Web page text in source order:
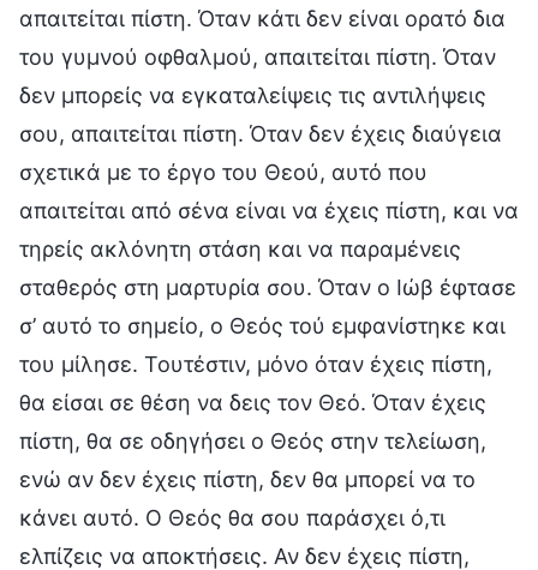
απαιτείται πίστη. Όταν κάτι δεν είναι ορατό δια
του γυμνού οφθαλμού, απαιτείται πίστη. Όταν
δεν μπορείς να εγκαταλείψεις τις αντιλήψεις
σου, απαιτείται πίστη. Όταν δεν έχεις διαύγεια
σχετικά με το έργο του Θεού, αυτό που
απαιτείται από σένα είναι να έχεις πίστη, και να
τηρείς ακλόνητη στάση και να παραμένεις
σταθερός στη μαρτυρία σου. Όταν ο Ιώβ έφτασε
σ’ αυτό το σημείο, ο Θεός τού εμφανίστηκε και
του μίλησε. Τουτέστιν, μόνο όταν έχεις πίστη,
θα είσαι σε θέση να δεις τον Θεό. Όταν έχεις
πίστη, θα σε οδηγήσει ο Θεός στην τελείωση,
ενώ αν δεν έχεις πίστη, δεν θα μπορεί να το
κάνει αυτό. Ο Θεός θα σου παράσχει ό,τι
ελπίζεις να αποκτήσεις. Αν δεν έχεις πίστη,